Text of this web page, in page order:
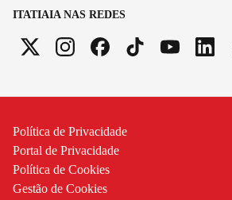
ITATIAIA NAS REDES
Política de Privacidade
Portal de Privacidade
Política de Cookies
Gestão de Cookies